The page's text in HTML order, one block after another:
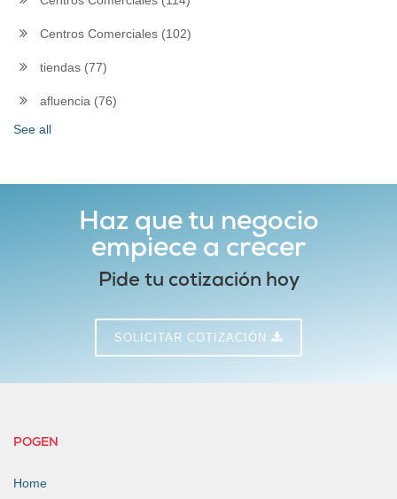
Centros Comerciales (102)
tiendas (77)
afluencia (76)
See all
Haz que tu negocio
empiece a crecer
Pide tu cotización hoy
SOLICITAR COTIZACIÓN
POGEN
Home